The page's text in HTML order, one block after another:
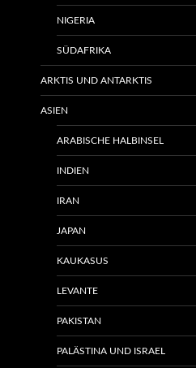
NIGERIA
SÜDAFRIKA
ARKTIS UND ANTARKTIS
ASIEN
ARABISCHE HALBINSEL
INDIEN
IRAN
JAPAN
KAUKASUS
LEVANTE
PAKISTAN
PALÄSTINA UND ISRAEL